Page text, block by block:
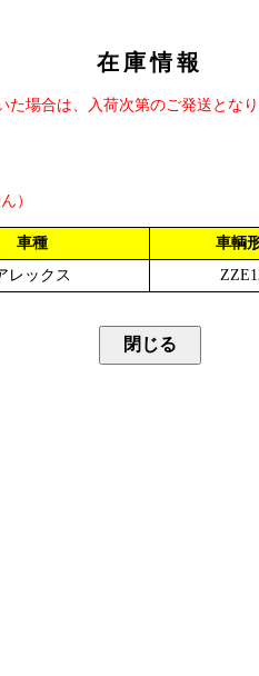
在庫情報
場合は、入荷次第のご発送とな
）
車種 車輌
レックス